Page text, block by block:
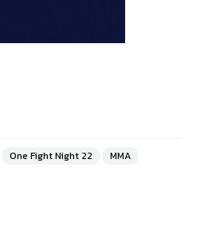
One Fight Night 22 MMA